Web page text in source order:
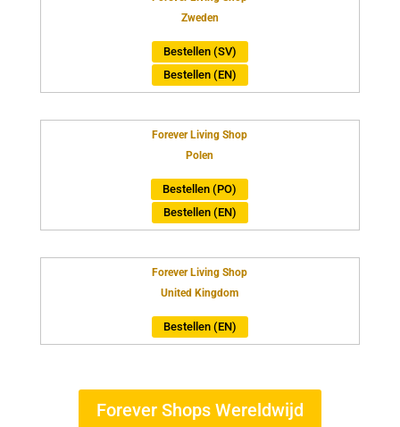
Zweden
Bestellen (SV)
Bestellen (EN)
Forever Living Shop
Polen
Bestellen (PO)
Bestellen (EN)
Forever Living Shop
United Kingdom
Bestellen (EN)
Forever Shops Wereldwijd